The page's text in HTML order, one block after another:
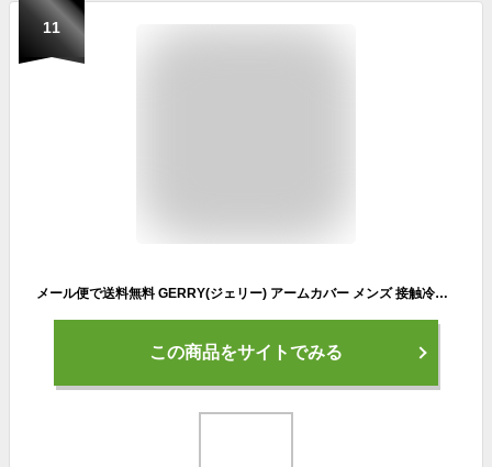
11
メール便で送料無料 GERRY(ジェリー) アームカバー メンズ 接触冷感 ひんやり ストレッチ ロゴ プリント 日焼け対策 ブラック 紫外線対策 通気性 UV対策 uvカット スポーツ ロングタイプ アウトドア アームカバー アームウォーマー ブランド レディース ワークマン
この商品をサイトでみる